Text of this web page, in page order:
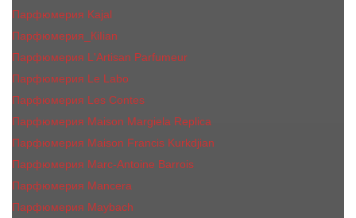
Парфюмерия Kajal
Парфюмерия_КiIiаn
Парфюмерия L'Artisan Parfumeur
Парфюмерия Le Labo
Парфюмерия Les Contes
Парфюмерия Maison Margiela Replica
Парфюмерия Maison Francis Kurkdjian
Парфюмерия Marc-Antoine Barrois
Парфюмерия Mancera
Парфюмерия Maybach